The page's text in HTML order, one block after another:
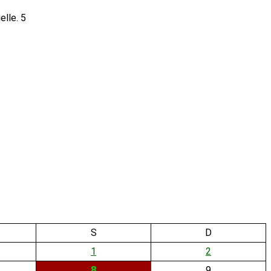
5
S
D
1
2